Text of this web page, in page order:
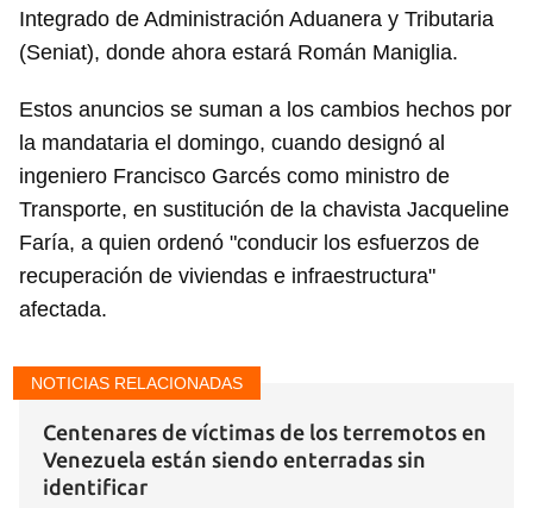
Integrado de Administración Aduanera y Tributaria
(Seniat), donde ahora estará Román Maniglia.
Estos anuncios se suman a los cambios hechos por
la mandataria el domingo, cuando designó al
ingeniero Francisco Garcés como ministro de
Transporte, en sustitución de la chavista Jacqueline
Faría, a quien ordenó "conducir los esfuerzos de
recuperación de viviendas e infraestructura"
afectada.
NOTICIAS RELACIONADAS
Centenares de víctimas de los terremotos en
Venezuela están siendo enterradas sin
identificar